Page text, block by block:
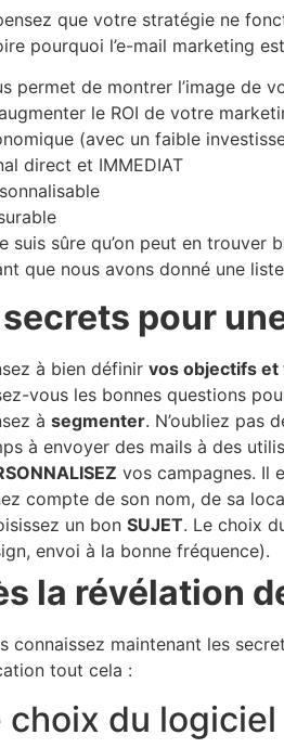
que votre stratégie ne
pourquoi l’e-mail marketing
permet de montrer l’image de
le ROI de votre
(avec un faible
direct et IMMEDIAT
suis sûre qu’on peut en trouver
que nous avons donné une
pour
à bien définir vos objectifs et
vous les bonnes questions
à segmenter. N’oubliez pas
à envoyer des mails à des
vos campagnes. Il
compte de son nom, de sa
un bon SUJET. Le choix
envoi à la bonne fréquence).
la révélation
connaissez maintenant les
tout cela :
choix du